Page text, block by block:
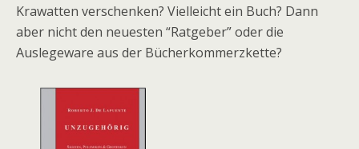
Krawatten verschenken? Vielleicht ein Buch? Dann
aber nicht den neuesten “Ratgeber” oder die
Auslegeware aus der Bücherkommerzkette?